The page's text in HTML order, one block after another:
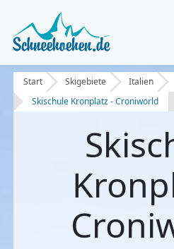
Start Skigebiete Italien
Skischule Kronplatz - Croniworld